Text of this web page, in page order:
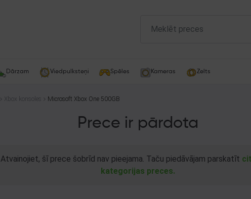
Dārzam Viedpulksteņi Spēles Kameras Zelts
Xbox konsoles Microsoft Xbox One 500GB
Prece ir pārdota
Atvainojiet, šī prece šobrīd nav pieejama. Taču piedāvājam parskatīt
kategorijas preces.